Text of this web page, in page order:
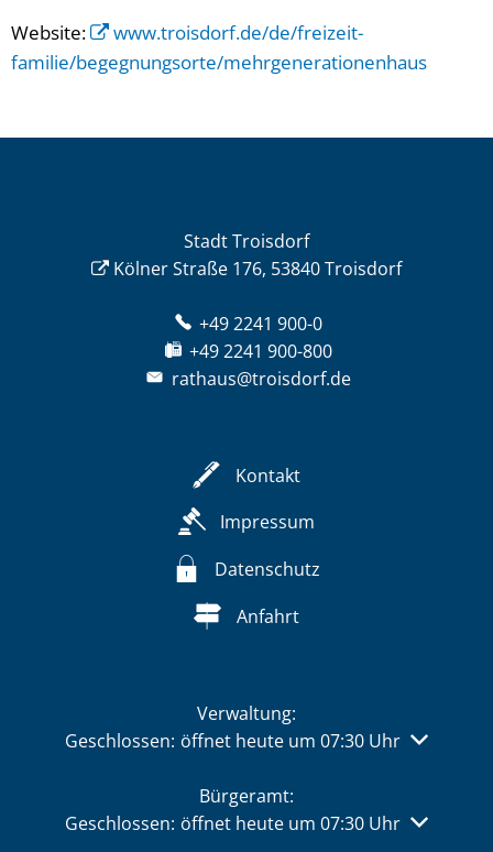
Website:
www.troisdorf.de/de/freizeit-
familie/begegnungsorte/mehrgenerationenhaus
Stadt Troisdorf
Kölner Straße 176, 53840 Troisdorf
+49 2241 900-0
+49 2241 900-800
rathaus@troisdorf.de
Kontakt
Impressum
Datenschutz
Anfahrt
Verwaltung:
Klicken, um weitere Öffnungs- oder Schließzeiten
Geschlossen: öffnet heute um 07:30 Uhr
Bürgeramt:
Klicken, um weitere Öffnungs- oder Schließzeiten
Geschlossen: öffnet heute um 07:30 Uhr